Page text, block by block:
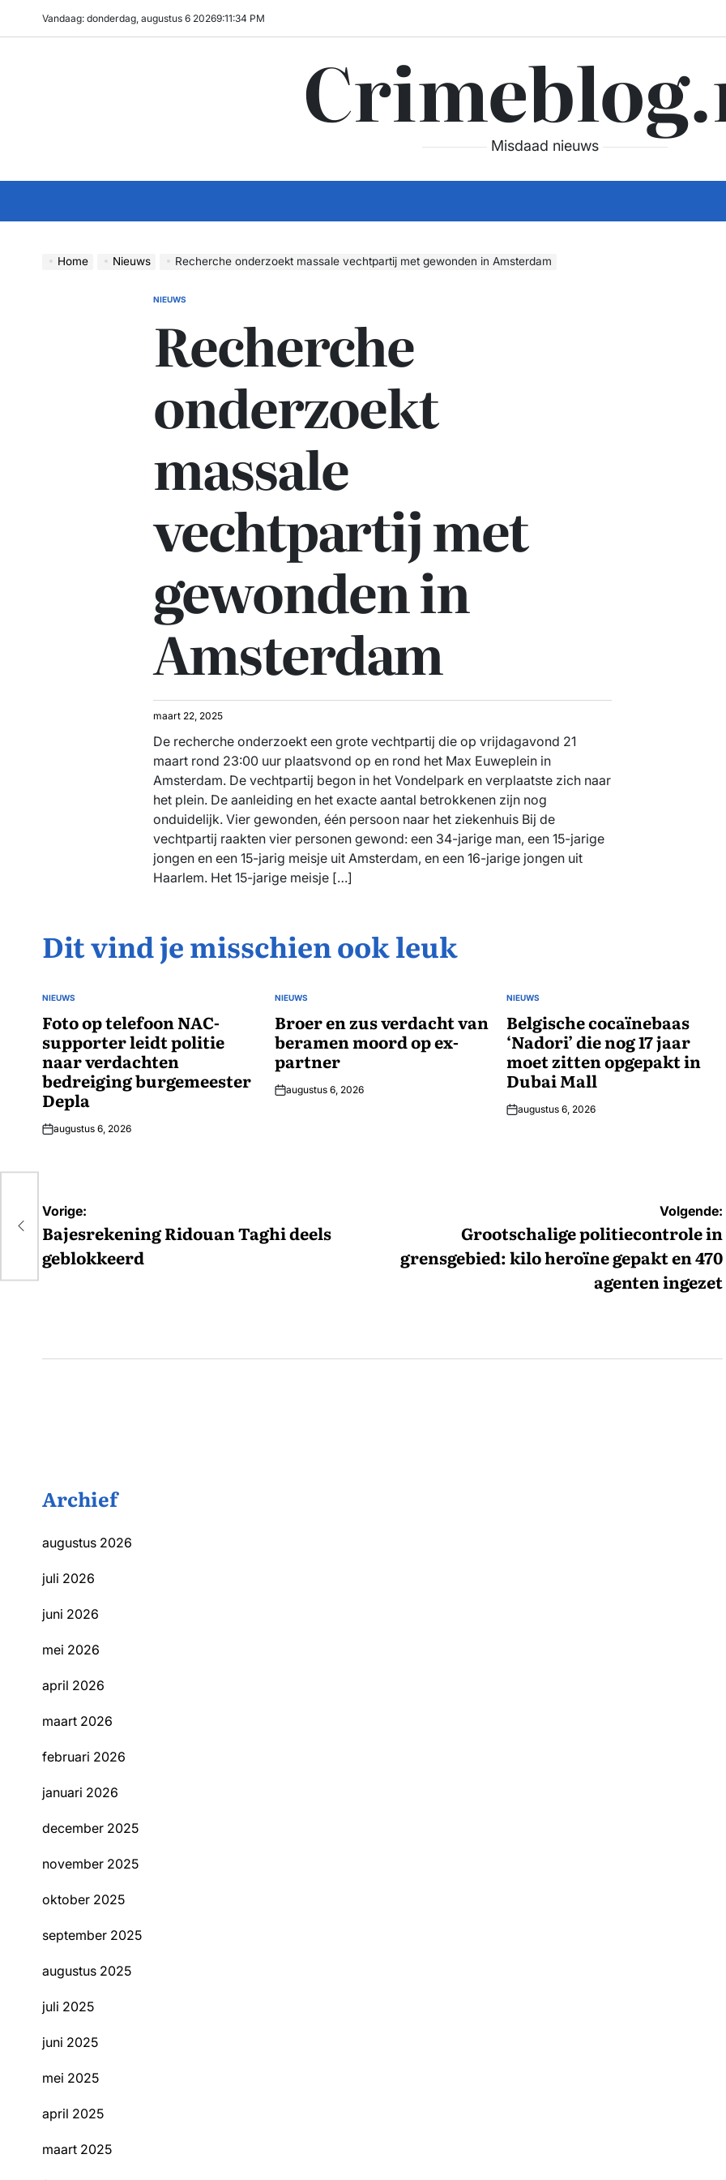
Vandaag: donderdag, augustus 6 20269:11:35 PM
Misdaad nieuws
Home Nieuws Recherche onderzoekt massale vechtpartij met gewonden in Amsterdam
GEPLAATST
NIEUWS
Recherche
onderzoekt
massale
vechtpartij met
gewonden in
Amsterdam
maart 22, 2025
De recherche onderzoekt een grote vechtpartij die op vrijdagavond 21
maart rond 23:00 uur plaatsvond op en rond het Max Euweplein in
Amsterdam. De vechtpartij begon in het Vondelpark en verplaatste zich naar
het plein. De aanleiding en het exacte aantal betrokkenen zijn nog
onduidelijk. Vier gewonden, één persoon naar het ziekenhuis Bij de
vechtpartij raakten vier personen gewond: een 34-jarige man, een 15-jarige
jongen en een 15-jarig meisje uit Amsterdam, en een 16-jarige jongen uit
Haarlem. Het 15-jarige meisje […]
Dit vind je misschien ook leuk
GEPLAATST
NIEUWS
Foto op telefoon NAC-
supporter leidt politie
naar verdachten
bedreiging burgemeester
Depla
augustus 6, 2026
GEPLAATST
NIEUWS
Broer en zus verdacht van
beramen moord op ex-
partner
augustus 6, 2026
GEPLAATST
NIEUWS
Belgische cocaïnebaas
‘Nadori’ die nog 17 jaar
moet zitten opgepakt in
Dubai Mall
augustus 6, 2026
Bericht
navigatie
Vorige:
Bajesrekening Ridouan Taghi deels
geblokkeerd
Volgende:
Grootschalige politiecontrole in
grensgebied: kilo heroïne gepakt en 470
agenten ingezet
Archief
augustus 2026
juli 2026
juni 2026
mei 2026
april 2026
maart 2026
februari 2026
januari 2026
december 2025
november 2025
oktober 2025
september 2025
augustus 2025
juli 2025
juni 2025
mei 2025
april 2025
maart 2025